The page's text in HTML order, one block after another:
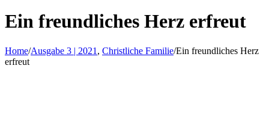
Ein freundliches Herz erfreut
Home/Ausgabe 3 | 2021 , Christliche Familie/Ein freundliches Herz
erfreut